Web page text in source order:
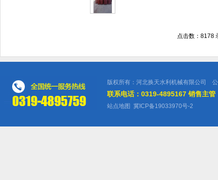
点击数：8178
版权所有：河北换天水利机械有限公司
联系电话：0319-4895167 销售主
站点地图 冀ICP备19033970号-2